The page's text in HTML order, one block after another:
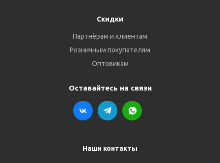
Скидки
Партнёрам и клиентам
Розничным покупателям
Оптовикам
Оставайтесь на связи
Наши контакты